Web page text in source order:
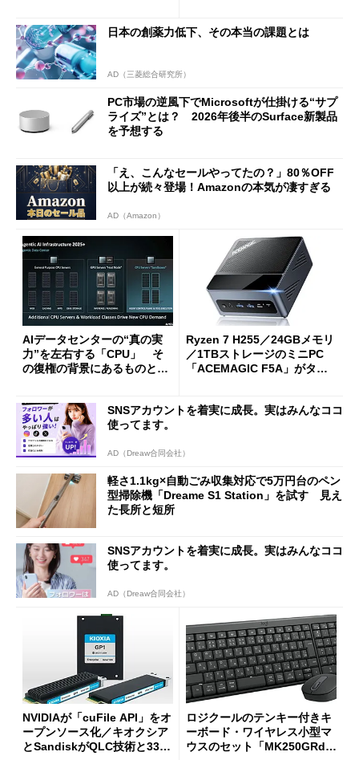
日本の創薬力低下、その本当の課題とは
AD（三菱総合研究所）
PC市場の逆風下でMicrosoftが仕掛ける“サプ
ライズ”とは？ 2026年後半のSurface新製品
を予想する
「え、こんなセールやってたの？」80％OFF
以上が続々登場！Amazonの本気が凄すぎる
AD（Amazon）
AIデータセンターの“真の実
力”を左右する「CPU」 そ
の復権の背景にあるものと
Ryzen 7 H255／24GBメモリ
／1TBストレージのミニPC
「ACEMAGIC F5A」がタイ
SNSアカウントを着実に成長。実はみんなココ
使ってます。
AD（Dreaw合同会社）
軽さ1.1kg×自動ごみ収集対応で5万円台のペン
型掃除機「Dreame S1 Station」を試す 見え
た長所と短所
SNSアカウントを着実に成長。実はみんなココ
使ってます。
AD（Dreaw合同会社）
NVIDIAが「cuFile API」をオ
ープンソース化／キオクシア
とSandiskがQLC技術と332
ロジクールのテンキー付きキ
ーボード・ワイヤレス小型マ
ウスのセット「MK250GRd」